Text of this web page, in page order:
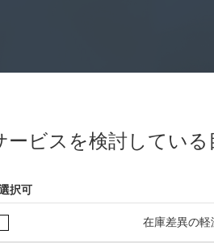
ービスを検討してい
択可
在庫差異の軽